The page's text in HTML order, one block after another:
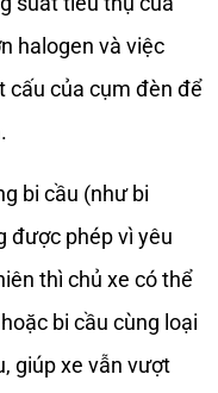
halogen và việc
cấu của cụm đèn để
bi cầu (như bi
được phép vì yêu
thì chủ xe có thể
bi cầu cùng loại
giúp xe vẫn vượt